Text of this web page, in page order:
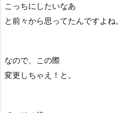
こっちにしたいなあ
と前々から思ってたんですよね。
なので、この際
変更しちゃえ！と。